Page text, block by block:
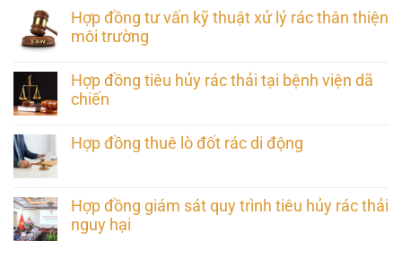
Hợp đồng tư vấn kỹ thuật xử lý rác thân thiện
môi trường
Hợp đồng tiêu hủy rác thải tại bệnh viện dã
chiến
Hợp đồng thuê lò đốt rác di động
Hợp đồng giám sát quy trình tiêu hủy rác thải
nguy hại